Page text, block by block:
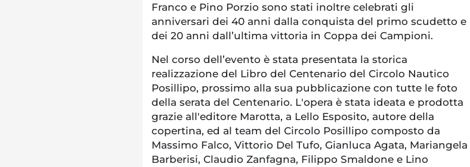
Franco e Pino Porzio sono stati inoltre celebrati gli
anniversari dei 40 anni dalla conquista del primo scudetto e
dei 20 anni dall’ultima vittoria in Coppa dei Campioni.
Nel corso dell’evento è stata presentata la storica
realizzazione del Libro del Centenario del Circolo Nautico
Posillipo, prossimo alla sua pubblicazione con tutte le foto
della serata del Centenario. L'opera è stata ideata e prodotta
grazie all'editore Marotta, a Lello Esposito, autore della
copertina, ed al team del Circolo Posillipo composto da
Massimo Falco, Vittorio Del Tufo, Gianluca Agata, Mariangela
Barberisi, Claudio Zanfagna, Filippo Smaldone e Lino